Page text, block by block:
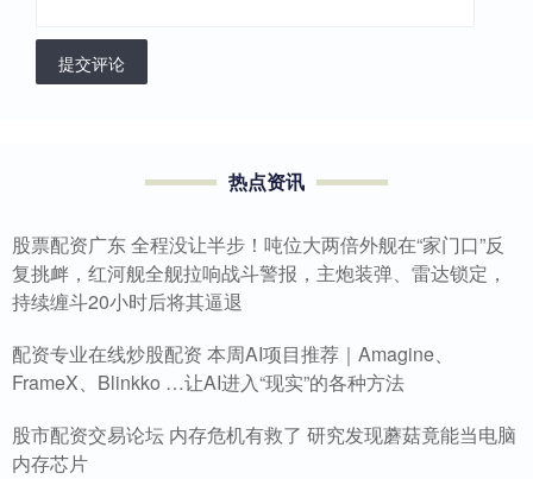
提交评论
热点资讯
股票配资广东 全程没让半步！吨位大两倍外舰在“家门口”反
复挑衅，红河舰全舰拉响战斗警报，主炮装弹、雷达锁定，
持续缠斗20小时后将其逼退
配资专业在线炒股配资 本周AI项目推荐｜Amagine、
FrameX、Blinkko …让AI进入“现实”的各种方法
股市配资交易论坛 内存危机有救了 研究发现蘑菇竟能当电脑
内存芯片